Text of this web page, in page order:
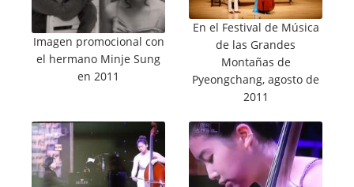
Imagen promocional con
el hermano Minje Sung
en 2011
En el Festival de Música
de las Grandes
Montañas de
Pyeongchang, agosto de
2011